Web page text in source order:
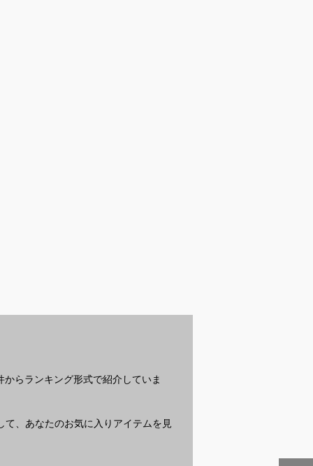
らランキング形式で紹介していま
、あなたのお気に入りアイテムを見